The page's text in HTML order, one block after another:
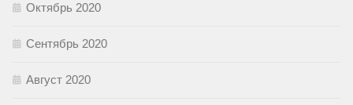
Октябрь 2020
Сентябрь 2020
Август 2020